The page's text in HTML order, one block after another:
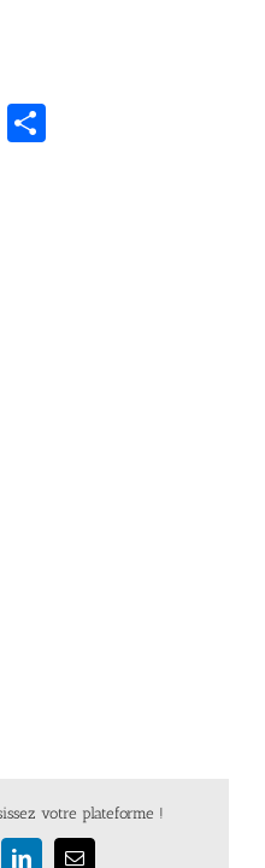
Email
votre plateforme !